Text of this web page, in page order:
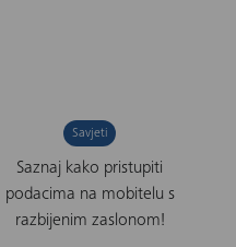
Savjeti
Saznaj kako pristupiti
podacima na mobitelu s
razbijenim zaslonom!